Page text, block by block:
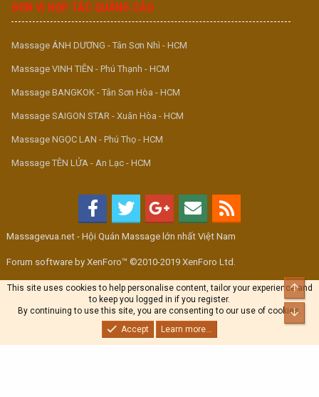
ĐƠN VỊ HỢP TÁC QUẢNG CÁO
Massage ÁNH DƯƠNG - Tân Sơn Nhì - HCM
Massage VINH TIÊN - Phú Thạnh - HCM
Massage BANGKOK - Tân Sơn Hòa - HCM
Massage SAIGON STAR - Xuân Hòa - HCM
Massage NGỌC LAN - Phú Thọ - HCM
Massage TÊN LỬA - An Lạc - HCM
Massagevua.net - Hội Quán Massage lớn nhất Việt Nam
Forum software by XenForo™ ©2010-2019 XenForo Ltd.
This site uses cookies to help personalise content, tailor your experience and
to keep you logged in if you register.
By continuing to use this site, you are consenting to our use of cookies.
Accept
Learn more...
Top